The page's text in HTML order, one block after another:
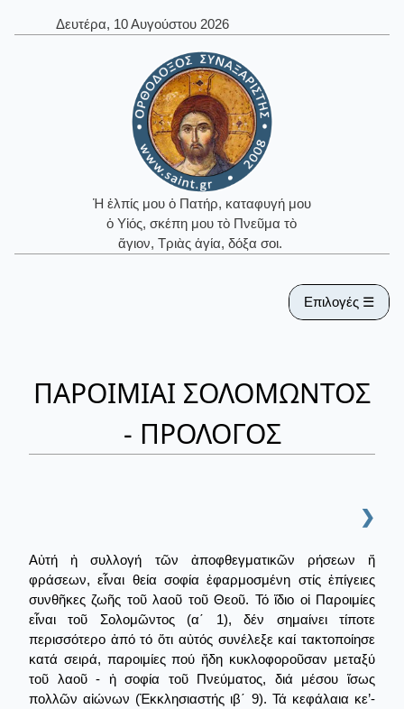
Δευτέρα, 10 Αυγούστου 2026
Ἡ ἐλπίς μου ὁ Πατήρ, καταφυγή μου
ὁ Υἱός, σκέπη μου τὸ Πνεῦμα τὸ
ἅγιον, Τριὰς ἁγία, δόξα σοι.
Επιλογές ☰
ΠΑΡΟΙΜΙΑΙ ΣΟΛΟΜΩΝΤΟΣ
- ΠΡΟΛΟΓΟΣ
❯
Αὐτή ἡ συλλογή τῶν ἀποφθεγματικῶν ρήσεων ἤ
φράσεων, εἶναι θεία σοφία ἐφαρμοσμένη στίς ἐπίγειες
συνθῆκες ζωῆς τοῦ λαοῦ τοῦ Θεοῦ. Τό ἴδιο οἱ Παροιμίες
εἶναι τοῦ Σολομῶντος (α΄ 1), δέν σημαίνει τίποτε
περισσότερο ἀπό τό ὅτι αὐτός συνέλεξε καί τακτοποίησε
κατά σειρά, παροιμίες πού ἤδη κυκλοφοροῦσαν μεταξύ
τοῦ λαοῦ - ἡ σοφία τοῦ Πνεύματος, διά μέσου ἴσως
πολλῶν αἰώνων (Ἐκκλησιαστής ιβ΄ 9). Τά κεφάλαια κε’-